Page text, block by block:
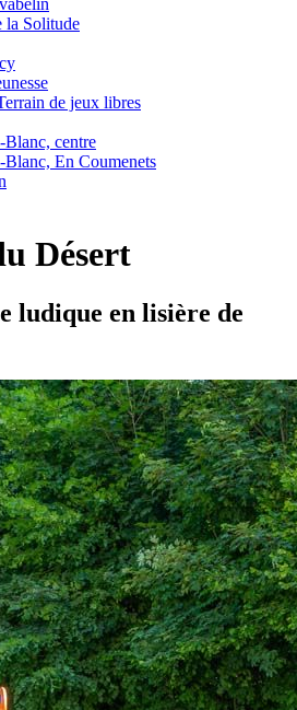
la Solitude
de jeux libres
Blanc, centre
Blanc, En Coumenets
Désert
ludique en lisière de